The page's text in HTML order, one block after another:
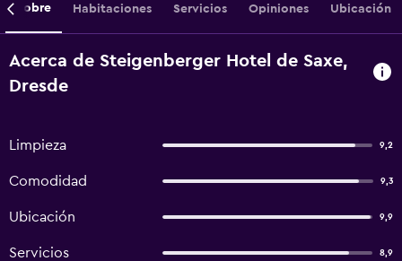
Sobre Habitaciones Servicios Opiniones Ubicación
Acerca de Steigenberger Hotel de Saxe,
Dresde
Limpieza 9,2
Comodidad 9,3
Ubicación 9,9
Servicios 8,9